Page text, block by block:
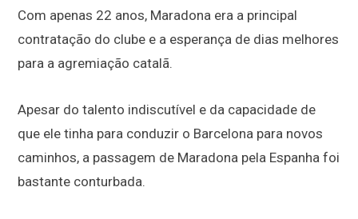
Com apenas 22 anos, Maradona era a principal
contratação do clube e a esperança de dias melhores
para a agremiação catalã.
Apesar do talento indiscutível e da capacidade de
que ele tinha para conduzir o Barcelona para novos
caminhos, a passagem de Maradona pela Espanha foi
bastante conturbada.